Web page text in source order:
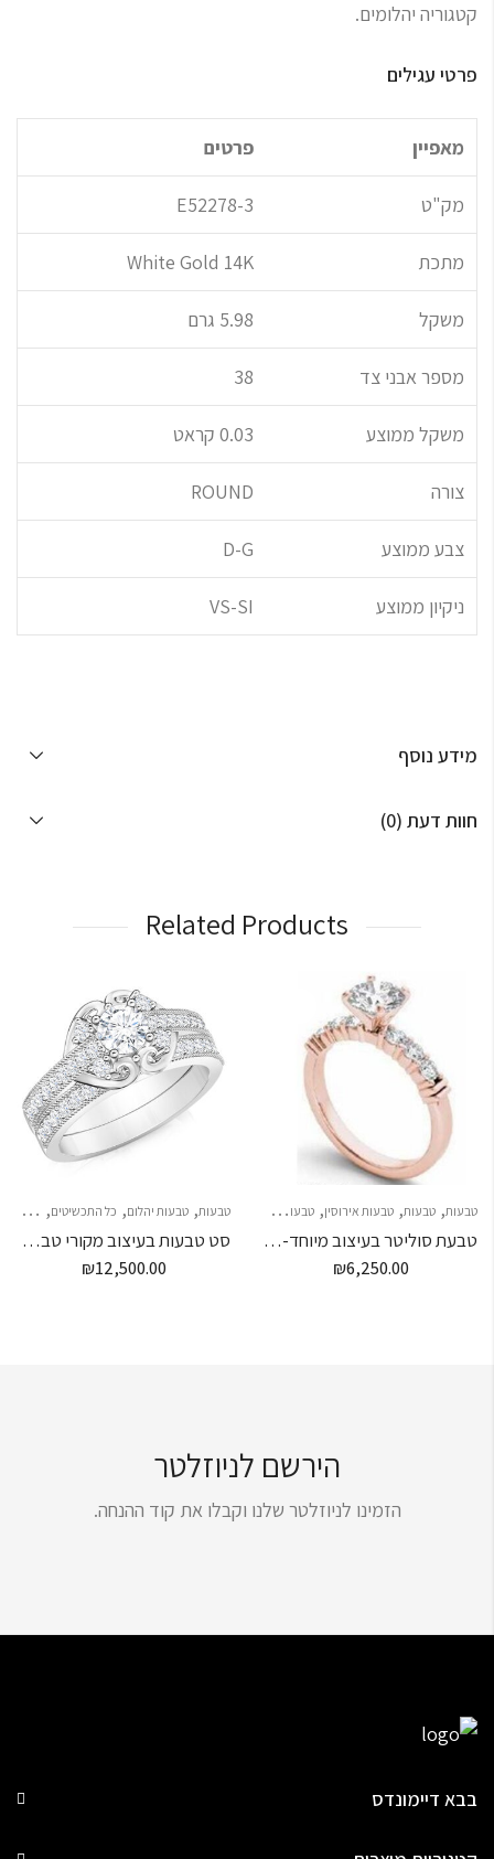
קטגוריה יהלומים.
פרטי עגילים
מאפיין פרטים
מק"ט E52278-3
מתכת White Gold 14K
משקל 5.98 גרם
מספר אבני צד 38
משקל ממוצע 0.03 קראט
צורה ROUND
צבע ממוצע D-G
ניקיון ממוצע VS-SI
מידע נוסף
חוות דעת (0)
Related Products
טבעות, טבעות, טבעות אירוסין, טבעות נישואין כל התכשיטים,תכשיטים לילדות
טבעת סוליטר בעיצוב מיוחד- 6 יהלומים
₪6,250.00
טבעות, טבעות יהלום, כל התכשיטים, צמידי
סט טבעות בעיצוב מקורי טבעת יהלום + טבעת יהלומים
₪12,500.00
הירשם לניוזלטר
הזמינו לניוזלטר שלנו וקבלו את קוד ההנחה.
בבא דיימונדס